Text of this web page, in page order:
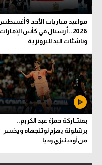
مواعيد مباريات الأحد 9
2026.. أرسنال في كأس الإمارات
وناشئات اليد للبرونزية
بمشاركة حمزة عبد الكريم..
برشلونة يهزم نوتنجهام ويخسر
من أودينيزي وديا